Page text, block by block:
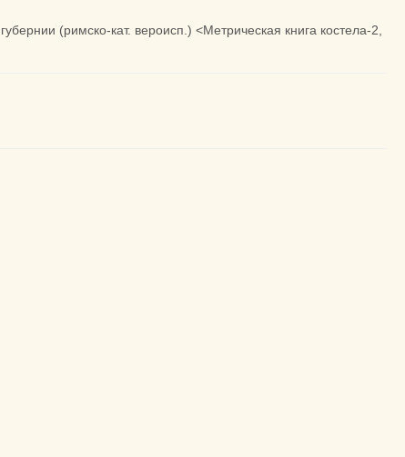
(римско-кат. вероисп.) <Метрическая книга костела-2,